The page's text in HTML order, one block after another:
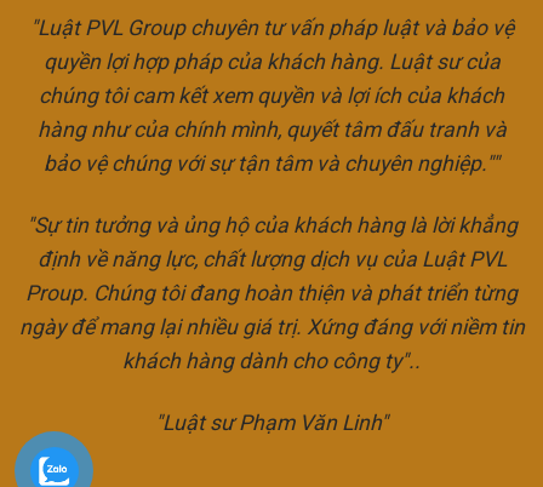
"Luật PVL Group chuyên tư vấn pháp luật và bảo vệ
quyền lợi hợp pháp của khách hàng. Luật sư của
chúng tôi cam kết xem quyền và lợi ích của khách
hàng như của chính mình, quyết tâm đấu tranh và
bảo vệ chúng với sự tận tâm và chuyên nghiệp.""
"Sự tin tưởng và ủng hộ của khách hàng là lời khẳng
định về năng lực, chất lượng dịch vụ của Luật PVL
Proup. Chúng tôi đang hoàn thiện và phát triển từng
ngày để mang lại nhiều giá trị. Xứng đáng với niềm tin
khách hàng dành cho công ty"..
"Luật sư Phạm Văn Linh"